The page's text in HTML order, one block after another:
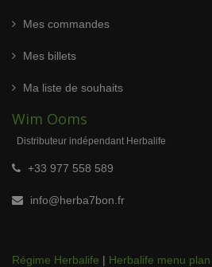
Mes commandes
Mes billets
Ma liste de souhaits
Wim Ooms
Distributeur indépendant Herbalife
+33 977 558 589
info@herba7bon.fr
Régime Herbalife | Herbalife menu plan